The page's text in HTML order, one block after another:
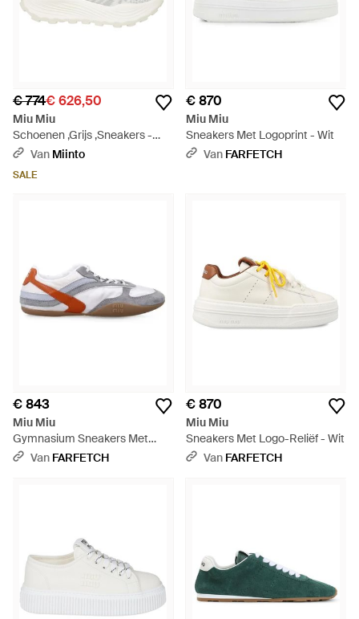
€ 774€ 626,50
Miu Miu
Schoenen ,Grijs ,Sneakers -
GrijsVan Miinto
SALE
€ 870
Miu Miu
Sneakers Met Logoprint - Wit
Van FARFETCH
€ 843
Miu Miu
Gymnasium Sneakers Met
Vlakken - Wit
Van FARFETCH
€ 870
Miu Miu
Sneakers Met Logo-Reliëf - Wit
Van FARFETCH